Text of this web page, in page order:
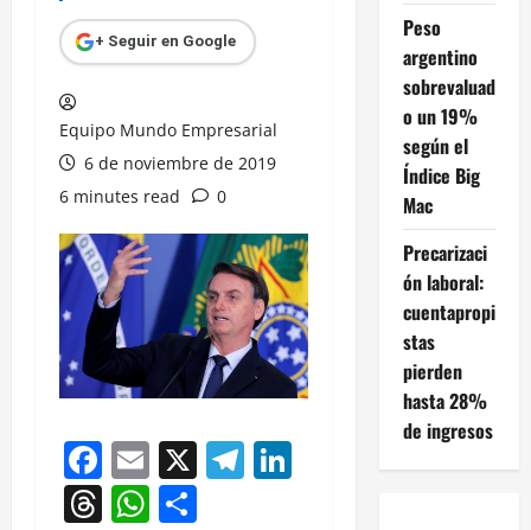
+ Seguir en Google
Equipo Mundo Empresarial
6 de noviembre de 2019
6 minutes read
0
Facebook
Email
X Telegram
LinkedIn
Threads
WhatsApp
Peso
argentino
sobrevaluad
o un 19%
según el
Índice Big
Mac
Precarizaci
ón laboral:
cuentapropi
stas
pierden
hasta 28%
de ingresos